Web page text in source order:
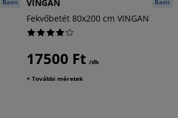
Basic Basic
VINGAN
Fekvőbetét 80x200 cm VINGAN
17500 Ft /db
+ További méretek